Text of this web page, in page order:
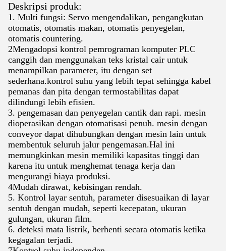
Deskripsi produk:
1. Multi fungsi: Servo mengendalikan, pengangkutan
otomatis, otomatis makan, otomatis penyegelan,
otomatis countering.
2Mengadopsi kontrol pemrograman komputer PLC
canggih dan menggunakan teks kristal cair untuk
menampilkan parameter, itu dengan set
sederhana.kontrol suhu yang lebih tepat sehingga kabel
pemanas dan pita dengan termostabilitas dapat
dilindungi lebih efisien.
3. pengemasan dan penyegelan cantik dan rapi. mesin
dioperasikan dengan otomatisasi penuh. mesin dengan
conveyor dapat dihubungkan dengan mesin lain untuk
membentuk seluruh jalur pengemasan.Hal ini
memungkinkan mesin memiliki kapasitas tinggi dan
karena itu untuk menghemat tenaga kerja dan
mengurangi biaya produksi.
4Mudah dirawat, kebisingan rendah.
5. Kontrol layar sentuh, parameter disesuaikan di layar
sentuh dengan mudah, seperti kecepatan, ukuran
gulungan, ukuran film.
6. deteksi mata listrik, berhenti secara otomatis ketika
kegagalan terjadi.